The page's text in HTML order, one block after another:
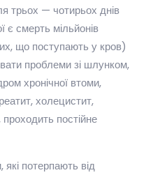
трьох — чотирьох днів
є смерть мільйонів
що поступають у кров)
проблеми зі шлунком,
хронічної втоми,
холецистит,
постійне
потерпають від